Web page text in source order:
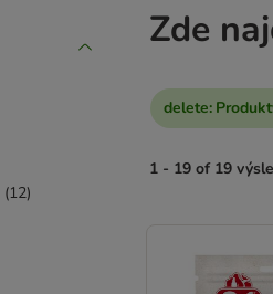
(12)
Zde
delete:
1 - 19 of 19